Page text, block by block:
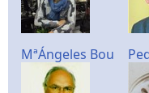
MªÁngeles Bou